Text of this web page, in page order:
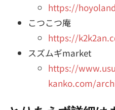
https://
こつこつ庵
https://
スズムギmarket
https://
kanko.com/